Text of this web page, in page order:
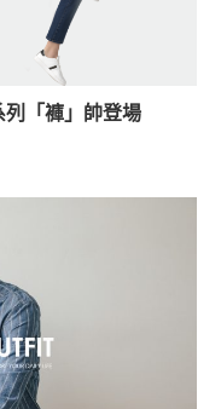
「褲」帥登場